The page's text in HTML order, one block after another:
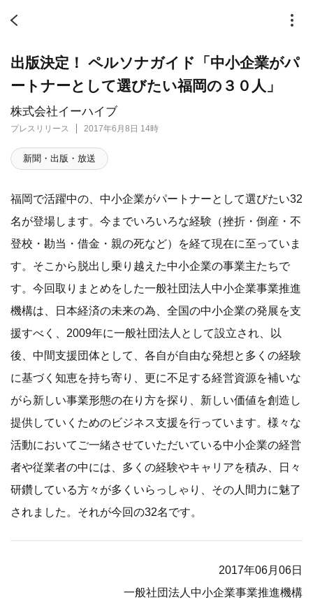
株式会社イーハイブ
プレスリリース 2017年6月8日 14時
出版決定！ ペルソナガイド「中小企業がパ
ートナーとして選びたい福岡の３０人」
新聞・出版・放送
福岡で活躍中の、中小企業がパートナーとして選びたい32
名が登場します。今までいろいろな経験（挫折・倒産・不
登校・勘当・借金・親の死など）を経て現在に至っていま
す。そこから脱出し乗り越えた中小企業の事業主たちで
す。今回取りまとめをした一般社団法人中小企業事業推進
機構は、日本経済の未来の為、全国の中小企業の発展を支
援すべく、2009年に一般社団法人として設立され、以
後、中間支援団体として、各自が自由な発想と多くの経験
に基づく知恵を持ち寄り、更に不足する経営資源を補いな
がら新しい事業形態の在り方を探り、新しい価値を創造し
提供していくためのビジネス支援を行っています。様々な
活動においてご一緒させていただいている中小企業の経営
者や従業者の中には、多くの経験やキャリアを積み、日々
研鑽している方々が多くいらっしゃり、その人間力に魅了
されました。それが今回の32名です。
2017年06月06日
一般社団法人中小企業事業推進機構